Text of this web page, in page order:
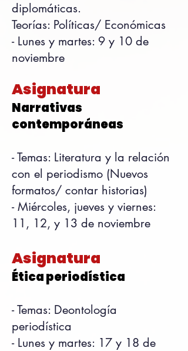
diplomáticas.
Teorías: Políticas/ Económicas
- Lunes y martes: 9 y 10 de
noviembre
Asignatura
Narrativas
contemporáneas
- Temas: Literatura y la relación
con el periodismo (Nuevos
formatos/ contar historias)
- Miércoles, jueves y viernes:
11, 12, y 13 de noviembre
Asignatura
Ética periodística
- Temas: Deontología
periodística
- Lunes y martes: 17 y 18 de